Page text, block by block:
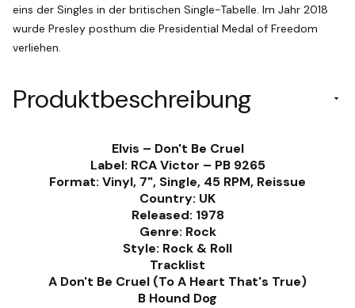
eins der Singles in der britischen Single-Tabelle. Im Jahr 2018
wurde Presley posthum die Presidential Medal of Freedom
verliehen.
Produktbeschreibung
Elvis ‎– Don't Be Cruel
Label: RCA Victor ‎– PB 9265
Format: Vinyl, 7", Single, 45 RPM, Reissue
Country: UK
Released: 1978
Genre: Rock
Style: Rock & Roll
Tracklist
A Don't Be Cruel (To A Heart That's True)
B Hound Dog